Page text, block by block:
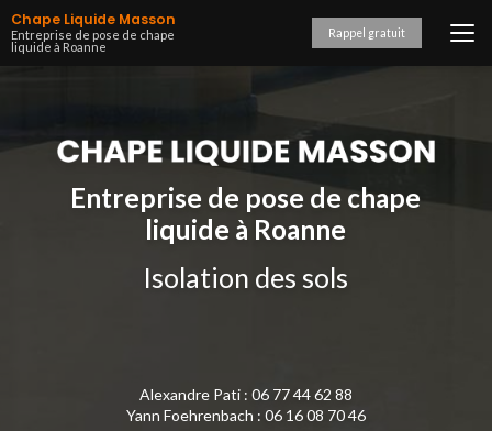
Aller
au
contenu
Chape Liquide Masson
Entreprise de pose de chape
liquide à Roanne
Rappel gratuit
Entreprise de pose de chape
liquide à Roanne
Isolation des sols
Alexandre Pati : 06 77 44 62 88
Yann Foehrenbach : 06 16 08 70 46